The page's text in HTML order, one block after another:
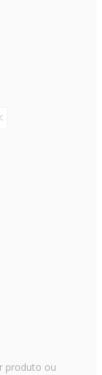
produto ou